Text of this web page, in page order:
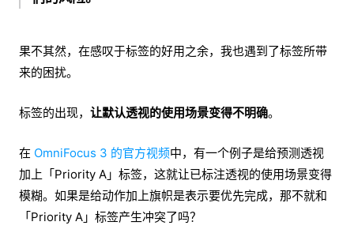
果不其然，在感叹于标签的好用之余，我也遇到了标签所带
来的困扰。
标签的出现， 让默认透视的使用场景变得不明确。
在 OmniFocus 3 的官方视频中，有一个例子是给预测透视
加上「Priority A」标签，这就让已标注透视的使用场景变得
模糊。如果是给动作加上旗帜是表示要优先完成，那不就和
「Priority A」标签产生冲突了吗？